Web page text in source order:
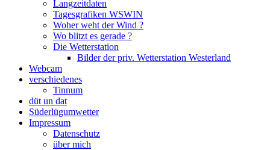
Langzeitdaten
Tagesgrafiken WSWIN
Woher weht der Wind ?
Wo blitzt es gerade ?
Die Wetterstation
Bilder der priv. Wetterstation Westerland
Webcam
verschiedenes
Tinnum
düt un dat
Süderlügumwetter
Impressum
Datenschutz
über mich